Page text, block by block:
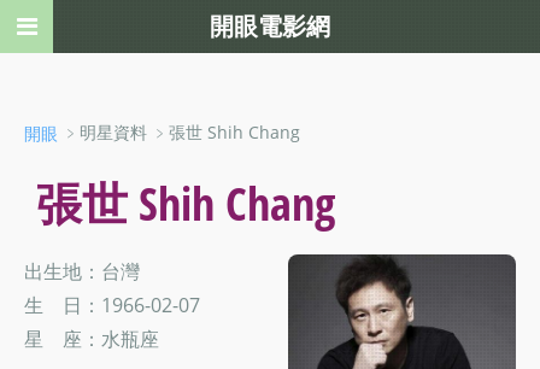
開眼 ﹥明星資料 ﹥張世 Shih Chang
張世 Shih Chang
出生地：台灣
生 日：1966-02-07
星 座：水瓶座
開眼電影網